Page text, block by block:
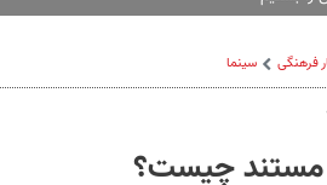
فرهنگی سینما
مستند چیست؟